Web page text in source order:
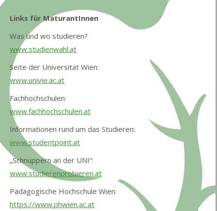
Links für MaturantInnen
Was und wo studieren?
www.studienwahl.at
Seite der Universität Wien:
www.univie.ac.at
Fachhochschulen:
www.fachhochschulen.at
Informationen rund um das Studieren:
www.studentpoint.at
„Schnuppern an der UNI“:
www.studierenprobieren.at
Pädagogische Hochschule Wien:
https://www.phwien.ac.at